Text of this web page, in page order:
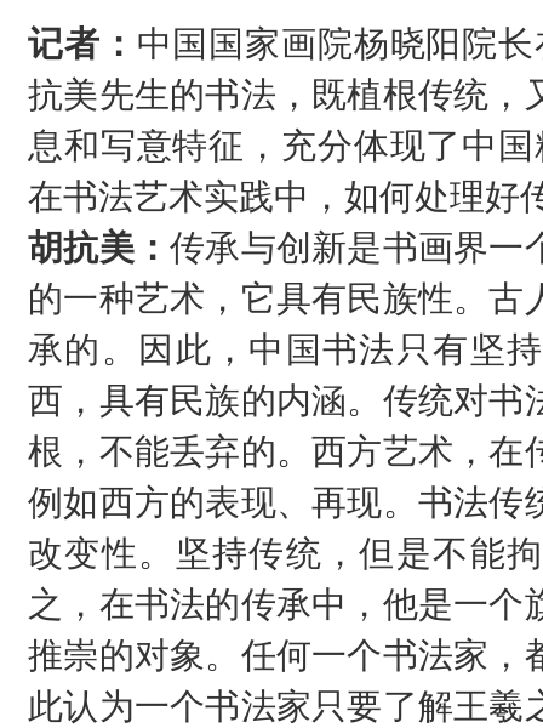
记者： 中国国家画院杨晓阳院
抗美先生的书法，既植根传统，
息和写意特征，充分体现了中
在书法艺术实践中，如何处理好
胡抗美：传承与创新是书画界一
的一种艺术，它具有民族性。
承的。因此，中国书法只有坚
西，具有民族的内涵。传统对书
根，不能丢弃的。西方艺术，在
例如西方的表现、再现。书法传
改变性。坚持传统，但是不能
之，在书法的传承中，他是一
推崇的对象。任何一个书法家，
此认为一个书法家只要了解王